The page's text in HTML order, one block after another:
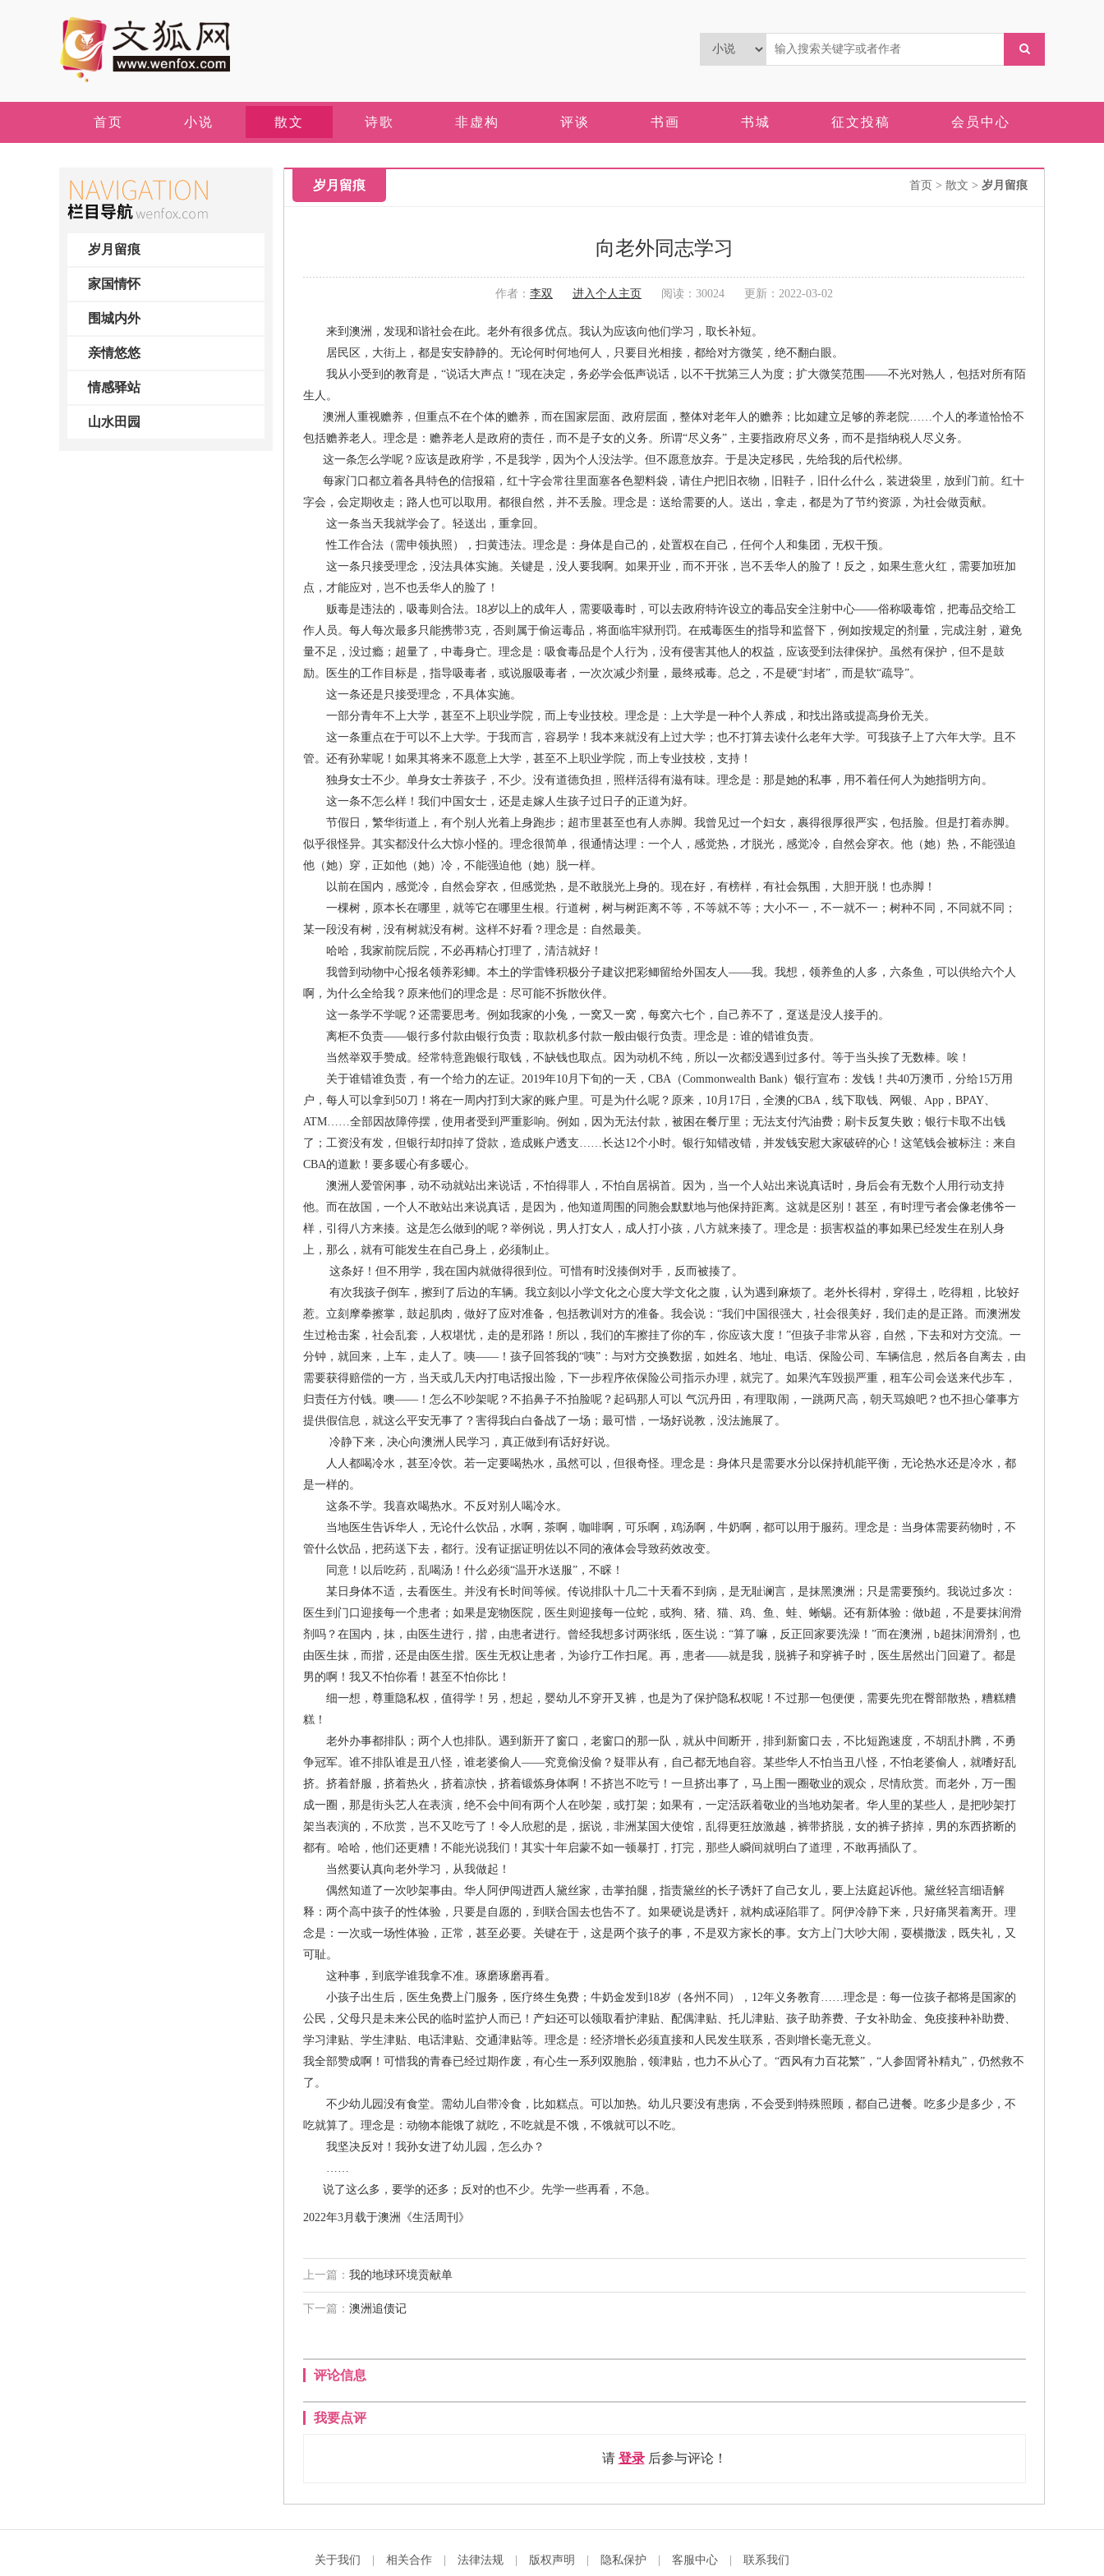
首页 小说 散文 诗歌 非虚构 评谈 书画 书城 征文投稿 会员中心
岁月留痕
家国情怀
围城内外
亲情悠悠
情感驿站
山水田园
岁月留痕 首页 > 散文 > 岁月留痕
向老外同志学习
作者： 李双 进入个人主页 阅读：30024 更新：2022-03-02
来到澳洲，发现和谐社会在此。老外有很多优点。我认为应该向他们学习，取长补短。
居民区，大街上，都是安安静静的。无论何时何地何人，只要目光相接，都给对方微笑，绝不翻白眼。
我从小受到的教育是，“说话大声点！”现在决定，务必学会低声说话，以不干扰第三人为度；扩大微笑范围——不光对熟人，包括对所有陌
生人。
澳洲人重视赡养，但重点不在个体的赡养，而在国家层面、政府层面，整体对老年人的赡养；比如建立足够的养老院……个人的孝道恰恰不
包括赡养老人。理念是：赡养老人是政府的责任，而不是子女的义务。所谓“尽义务”，主要指政府尽义务，而不是指纳税人尽义务。
这一条怎么学呢？应该是政府学，不是我学，因为个人没法学。但不愿意放弃。于是决定移民，先给我的后代松绑。
每家门口都立着各具特色的信报箱，红十字会常往里面塞各色塑料袋，请住户把旧衣物，旧鞋子，旧什么什么，装进袋里，放到门前。红十
字会，会定期收走；路人也可以取用。都很自然，并不丢脸。理念是：送给需要的人。送出，拿走，都是为了节约资源，为社会做贡献。
这一条当天我就学会了。轻送出，重拿回。
性工作合法（需申领执照），扫黄违法。理念是：身体是自己的，处置权在自己，任何个人和集团，无权干预。
这一条只接受理念，没法具体实施。关键是，没人要我啊。如果开业，而不开张，岂不丢华人的脸了！反之，如果生意火红，需要加班加
点，才能应对，岂不也丢华人的脸了！
贩毒是违法的，吸毒则合法。18岁以上的成年人，需要吸毒时，可以去政府特许设立的毒品安全注射中心——俗称吸毒馆，把毒品交给工
作人员。每人每次最多只能携带3克，否则属于偷运毒品，将面临牢狱刑罚。在戒毒医生的指导和监督下，例如按规定的剂量，完成注射，避免
量不足，没过瘾；超量了，中毒身亡。理念是：吸食毒品是个人行为，没有侵害其他人的权益，应该受到法律保护。虽然有保护，但不是鼓
励。医生的工作目标是，指导吸毒者，或说服吸毒者，一次次减少剂量，最终戒毒。总之，不是硬“封堵”，而是软“疏导”。
这一条还是只接受理念，不具体实施。
一部分青年不上大学，甚至不上职业学院，而上专业技校。理念是：上大学是一种个人养成，和找出路或提高身价无关。
这一条重点在于可以不上大学。于我而言，容易学！我本来就没有上过大学；也不打算去读什么老年大学。可我孩子上了六年大学。且不
管。还有孙辈呢！如果其将来不愿意上大学，甚至不上职业学院，而上专业技校，支持！
独身女士不少。单身女士养孩子，不少。没有道德负担，照样活得有滋有味。理念是：那是她的私事，用不着任何人为她指明方向。
这一条不怎么样！我们中国女士，还是走嫁人生孩子过日子的正道为好。
节假日，繁华街道上，有个别人光着上身跑步；超市里甚至也有人赤脚。我曾见过一个妇女，裹得很厚很严实，包括脸。但是打着赤脚。
似乎很怪异。其实都没什么大惊小怪的。理念很简单，很通情达理：一个人，感觉热，才脱光，感觉冷，自然会穿衣。他（她）热，不能强迫
他（她）穿，正如他（她）冷，不能强迫他（她）脱一样。
以前在国内，感觉冷，自然会穿衣，但感觉热，是不敢脱光上身的。现在好，有榜样，有社会氛围，大胆开脱！也赤脚！
一棵树，原本长在哪里，就等它在哪里生根。行道树，树与树距离不等，不等就不等；大小不一，不一就不一；树种不同，不同就不同；
某一段没有树，没有树就没有树。这样不好看？理念是：自然最美。
哈哈，我家前院后院，不必再精心打理了，清洁就好！
我曾到动物中心报名领养彩鲫。本土的学雷锋积极分子建议把彩鲫留给外国友人——我。我想，领养鱼的人多，六条鱼，可以供给六个人
啊，为什么全给我？原来他们的理念是：尽可能不拆散伙伴。
这一条学不学呢？还需要思考。例如我家的小兔，一窝又一窝，每窝六七个，自己养不了，趸送是没人接手的。
离柜不负责——银行多付款由银行负责；取款机多付款一般由银行负责。理念是：谁的错谁负责。
当然举双手赞成。经常特意跑银行取钱，不缺钱也取点。因为动机不纯，所以一次都没遇到过多付。等于当头挨了无数棒。唉！
关于谁错谁负责，有一个给力的左证。2019年10月下旬的一天，CBA（Commonwealth Bank）银行宣布：发钱！共40万澳币，分给15万用
户，每人可以拿到50刀！将在一周内打到大家的账户里。可是为什么呢？原来，10月17日，全澳的CBA，线下取钱、网银、App，BPAY、
ATM……全部因故障停摆，使用者受到严重影响。例如，因为无法付款，被困在餐厅里；无法支付汽油费；刷卡反复失败；银行卡取不出钱
了；工资没有发，但银行却扣掉了贷款，造成账户透支……长达12个小时。银行知错改错，并发钱安慰大家破碎的心！这笔钱会被标注：来自
CBA的道歉！要多暖心有多暖心。
澳洲人爱管闲事，动不动就站出来说话，不怕得罪人，不怕自居祸首。因为，当一个人站出来说真话时，身后会有无数个人用行动支持
他。而在故国，一个人不敢站出来说真话，是因为，他知道周围的同胞会默默地与他保持距离。这就是区别！甚至，有时理亏者会像老佛爷一
样，引得八方来揍。这是怎么做到的呢？举例说，男人打女人，成人打小孩，八方就来揍了。理念是：损害权益的事如果已经发生在别人身
上，那么，就有可能发生在自己身上，必须制止。
这条好！但不用学，我在国内就做得很到位。可惜有时没揍倒对手，反而被揍了。
有次我孩子倒车，擦到了后边的车辆。我立刻以小学文化之心度大学文化之腹，认为遇到麻烦了。老外长得村，穿得土，吃得粗，比较好
惹。立刻摩拳擦掌，鼓起肌肉，做好了应对准备，包括教训对方的准备。我会说：“我们中国很强大，社会很美好，我们走的是正路。而澳洲发
生过枪击案，社会乱套，人权堪忧，走的是邪路！所以，我们的车擦挂了你的车，你应该大度！”但孩子非常从容，自然，下去和对方交流。一
分钟，就回来，上车，走人了。咦——！孩子回答我的“咦”：与对方交换数据，如姓名、地址、电话、保险公司、车辆信息，然后各自离去，由
需要获得赔偿的一方，当天或几天内打电话报出险，下一步程序依保险公司指示办理，就完了。如果汽车毁损严重，租车公司会送来代步车，
归责任方付钱。噢——！怎么不吵架呢？不掐鼻子不拍脸呢？起码那人可以 气沉丹田，有理取闹，一跳两尺高，朝天骂娘吧？也不担心肇事方
提供假信息，就这么平安无事了？害得我白白备战了一场；最可惜，一场好说教，没法施展了。
冷静下来，决心向澳洲人民学习，真正做到有话好好说。
人人都喝冷水，甚至冷饮。若一定要喝热水，虽然可以，但很奇怪。理念是：身体只是需要水分以保持机能平衡，无论热水还是冷水，都
是一样的。
这条不学。我喜欢喝热水。不反对别人喝冷水。
当地医生告诉华人，无论什么饮品，水啊，茶啊，咖啡啊，可乐啊，鸡汤啊，牛奶啊，都可以用于服药。理念是：当身体需要药物时，不
管什么饮品，把药送下去，都行。没有证据证明佐以不同的液体会导致药效改变。
同意！以后吃药，乱喝汤！什么必须“温开水送服”，不睬！
某日身体不适，去看医生。并没有长时间等候。传说排队十几二十天看不到病，是无耻谰言，是抹黑澳洲；只是需要预约。我说过多次：
医生到门口迎接每一个患者；如果是宠物医院，医生则迎接每一位蛇，或狗、猪、猫、鸡、鱼、蛙、蜥蜴。还有新体验：做b超，不是要抹润滑
剂吗？在国内，抹，由医生进行，揩，由患者进行。曾经我想多讨两张纸，医生说：“算了嘛，反正回家要洗澡！”而在澳洲，b超抹润滑剂，也
由医生抹，而揩，还是由医生揩。医生无权让患者，为诊疗工作扫尾。再，患者——就是我，脱裤子和穿裤子时，医生居然出门回避了。都是
男的啊！我又不怕你看！甚至不怕你比！
细一想，尊重隐私权，值得学！另，想起，婴幼儿不穿开叉裤，也是为了保护隐私权呢！不过那一包便便，需要先兜在臀部散热，糟糕糟
糕！
老外办事都排队；两个人也排队。遇到新开了窗口，老窗口的那一队，就从中间断开，排到新窗口去，不比短跑速度，不胡乱扑腾，不勇
争冠军。谁不排队谁是丑八怪，谁老婆偷人——究竟偷没偷？疑罪从有，自己都无地自容。某些华人不怕当丑八怪，不怕老婆偷人，就嗜好乱
挤。挤着舒服，挤着热火，挤着凉快，挤着锻炼身体啊！不挤岂不吃亏！一旦挤出事了，马上围一圈敬业的观众，尽情欣赏。而老外，万一围
成一圈，那是街头艺人在表演，绝不会中间有两个人在吵架，或打架；如果有，一定活跃着敬业的当地劝架者。华人里的某些人，是把吵架打
架当表演的，不欣赏，岂不又吃亏了！令人欣慰的是，据说，非洲某国大使馆，乱得更狂放激越，裤带挤脱，女的裤子挤掉，男的东西挤断的
都有。哈哈，他们还更糟！不能光说我们！其实十年启蒙不如一顿暴打，打完，那些人瞬间就明白了道理，不敢再插队了。
当然要认真向老外学习，从我做起！
偶然知道了一次吵架事由。华人阿伊闯进西人黛丝家，击掌拍腿，指责黛丝的长子诱奸了自己女儿，要上法庭起诉他。黛丝轻言细语解
释：两个高中孩子的性体验，只要是自愿的，到联合国去也告不了。如果硬说是诱奸，就构成诬陷罪了。阿伊冷静下来，只好痛哭着离开。理
念是：一次或一场性体验，正常，甚至必要。关键在于，这是两个孩子的事，不是双方家长的事。女方上门大吵大闹，耍横撒泼，既失礼，又
可耻。
这种事，到底学谁我拿不准。琢磨琢磨再看。
小孩子出生后，医生免费上门服务，医疗终生免费；牛奶金发到18岁（各州不同），12年义务教育……理念是：每一位孩子都将是国家的
公民，父母只是未来公民的临时监护人而已！产妇还可以领取看护津贴、配偶津贴、托儿津贴、孩子助养费、子女补助金、免疫接种补助费、
学习津贴、学生津贴、电话津贴、交通津贴等。理念是：经济增长必须直接和人民发生联系，否则增长毫无意义。
我全部赞成啊！可惜我的青春已经过期作废，有心生一系列双胞胎，领津贴，也力不从心了。“西风有力百花繁”，“人参固肾补精丸”，仍然救不
了。
不少幼儿园没有食堂。需幼儿自带冷食，比如糕点。可以加热。幼儿只要没有患病，不会受到特殊照顾，都自己进餐。吃多少是多少，不
吃就算了。理念是：动物本能饿了就吃，不吃就是不饿，不饿就可以不吃。
我坚决反对！我孙女进了幼儿园，怎么办？
……
说了这么多，要学的还多；反对的也不少。先学一些再看，不急。
2022年3月载于澳洲《生活周刊》
上一篇： 我的地球环境贡献单
下一篇： 澳洲追债记
评论信息
我要点评
请 登录后参与评论！
关于我们 相关合作 法律法规 版权声明 隐私保护 客服中心 联系我们